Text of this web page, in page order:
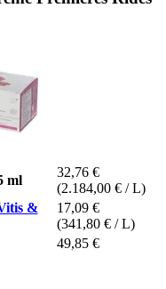
ml
32,76 €
(2.184,00 € / L)
&
17,09 €
(341,80 € / L)
49,85 €